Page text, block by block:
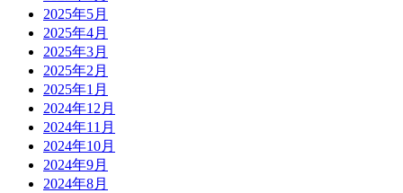
2025年5月
2025年4月
2025年3月
2025年2月
2025年1月
2024年12月
2024年11月
2024年10月
2024年9月
2024年8月